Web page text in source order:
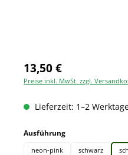
13,50 €
Preise inkl. MwSt. zzgl.
Lieferzeit: 1–2
Ausführungauswählen
neon-pink schwarz